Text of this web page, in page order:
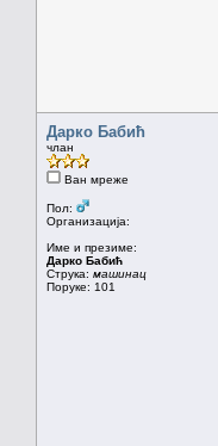
Дарко Бабић
члан
Ван мреже
Пол:
Организација:
Име и презиме:
Дарко Бабић
Струка: машинац
Поруке: 101